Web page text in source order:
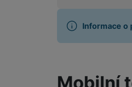
Informace o
Mobilní